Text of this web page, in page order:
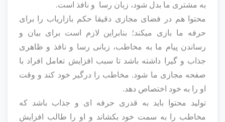
به مشتری ما بدل شود، زبان رسا و نافذ است.
محتوا هم در فضای مجازی دقیقا حکم بازاریاب را برای
حرفه ما بازی میکند؛ بنابراین لازم است برای بیان و
رساندن پیام ما به مخاطب، زبانی رسا و نافذ و ظاهری
جذاب و گیرا داشته باشد تا سبب افزایش تعامل افراد با
صفحه مجازی ما شود. مخاطب را درگیر خود کند و وقت
او را به خود اختصاص دهد.
تولید محتوا باید به قدری حرفه ای و جذاب باشد که
مخاطب را به سمت خود بکشاند و او را طالب افزایش